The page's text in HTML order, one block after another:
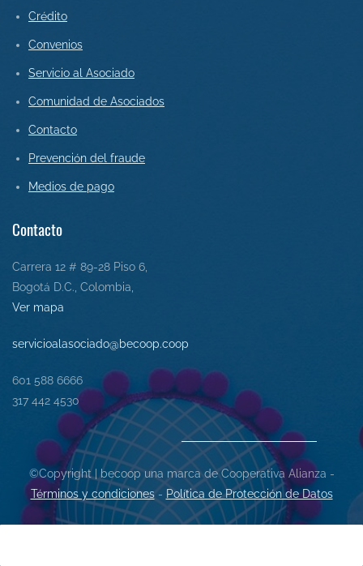
Crédito
Convenios
Servicio al Asociado
Comunidad de Asociados
Contacto
Prevención del fraude
Medios de pago
Contacto
Carrera 12 # 89-28 Piso 6,
Bogotá D.C., Colombia,
Ver mapa
servicioalasociado@becoop.coop
601 588 6666
317 442 4530
©Copyright | becoop una marca de Cooperativa Alianza -
Términos y condiciones- Política de Protección de Datos